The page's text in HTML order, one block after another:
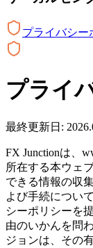
プライバシー
プライ
最終更新日:
FX Junctionは、
所在する本ウェ
できる情報の収
よび手続につい
シーポリシーを
由のいかんを問
ジョンは、その